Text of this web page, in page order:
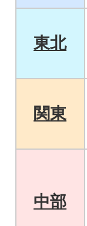
東北
関東
中部